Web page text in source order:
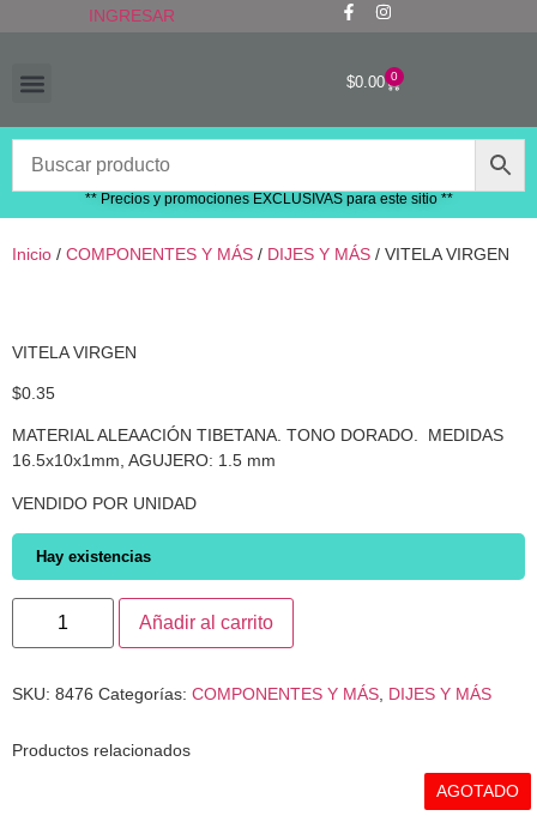
INGRESAR
$0.00 0
** Precios y promociones EXCLUSIVAS para este sitio **
Inicio / COMPONENTES Y MÁS / DIJES Y MÁS / VITELA VIRGEN
VITELA VIRGEN
$0.35
MATERIAL ALEAACIÓN TIBETANA. TONO DORADO. MEDIDAS
16.5x10x1mm, AGUJERO: 1.5 mm
VENDIDO POR UNIDAD
Hay existencias
Añadir al carrito
SKU: 8476 Categorías: COMPONENTES Y MÁS DIJES Y MÁS
Productos relacionados
AGOTADO